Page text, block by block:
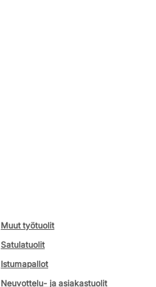
Muut työtuolit
Satulatuolit
Istumapallot
Neuvottelu- ja asiakastuolit